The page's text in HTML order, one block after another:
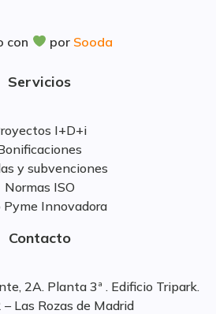
con por Sooda
Servicios
I+D+i
y subvenciones
Normas ISO
Pyme Innovadora
Contacto
2A. Planta 3ª . Edificio Tripark.
Las Rozas de Madrid